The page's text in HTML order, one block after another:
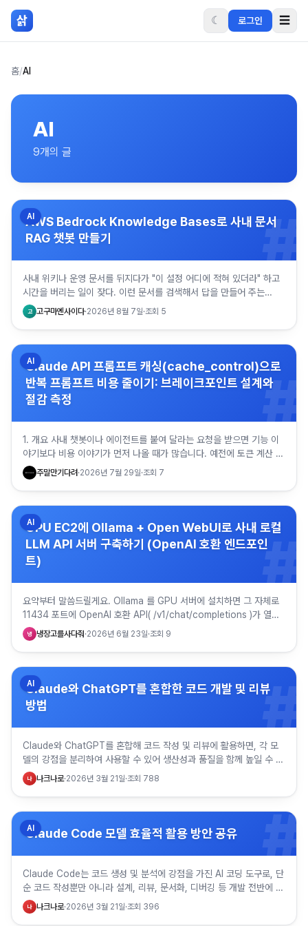
본문 바로가기
삵 ☾ 로그인 ☰
홈/AI
AI
9개의 글
AWS Bedrock Knowledge Bases로 사내 문서
RAG 챗봇 만들기
#
AI
사내 위키나 운영 문서를 뒤지다가 "이 설정 어디에 적혀 있더라" 하고
시간을 버리는 일이 잦다. 이런 문서를 검색해서 답을 만들어 주는
RAG 챗봇을 직접 짜려면 임베딩, 벡터 DB, 프롬프트 조…
고 고구마엔사이다·2026년 8월 7일·조회 5
Claude API 프롬프트 캐싱(cache_control)으로
반복 프롬프트 비용 줄이기: 브레이크포인트 설계와
절감 측정
#
AI
1. 개요 사내 챗봇이나 에이전트를 붙여 달라는 요청을 받으면 기능 이
야기보다 비용 이야기가 먼저 나올 때가 많습니다. 예전에 토큰 계산 스
크립트를 정리한 글에서 캐싱 부분은 슬쩍 넘겼던 기억이 있…
주말만기다려 ·2026년 7월 29일·조회 7
GPU EC2에 Ollama + Open WebUI로 사내 로컬
LLM API 서버 구축하기 (OpenAI 호환 엔드포인
트)
#
AI
요약부터 말씀드릴게요. Ollama 를 GPU 서버에 설치하면 그 자체로
11434 포트에 OpenAI 호환 API( /v1/chat/completions )가 열립
니다. 여기에 Open WebUI…
냉 냉장고를사다줘 ·2026년 6월 23일·조회 9
Claude와 ChatGPT를 혼합한 코드 개발 및 리뷰
방법
#
AI
Claude와 ChatGPT를 혼합해 코드 작성 및 리뷰에 활용하면, 각 모
델의 강점을 분리하여 사용할 수 있어 생산성과 품질을 함께 높일 수 있
습니다. 핵심은 한 모델로 처음부터 끝까지 처리하기보…
나 나크나로·2026년 3월 21일·조회 788
Claude Code 모델 효율적 활용 방안 공유 #
AI
Claude Code는 코드 생성 및 분석에 강점을 가진 AI 코딩 도구로, 단
순 코드 작성뿐만 아니라 설계, 리뷰, 문서화, 디버깅 등 개발 전반에 걸
쳐 활용할 수 있습니다. 다만 구독 플랜에 따…
나 나크나로·2026년 3월 21일·조회 396